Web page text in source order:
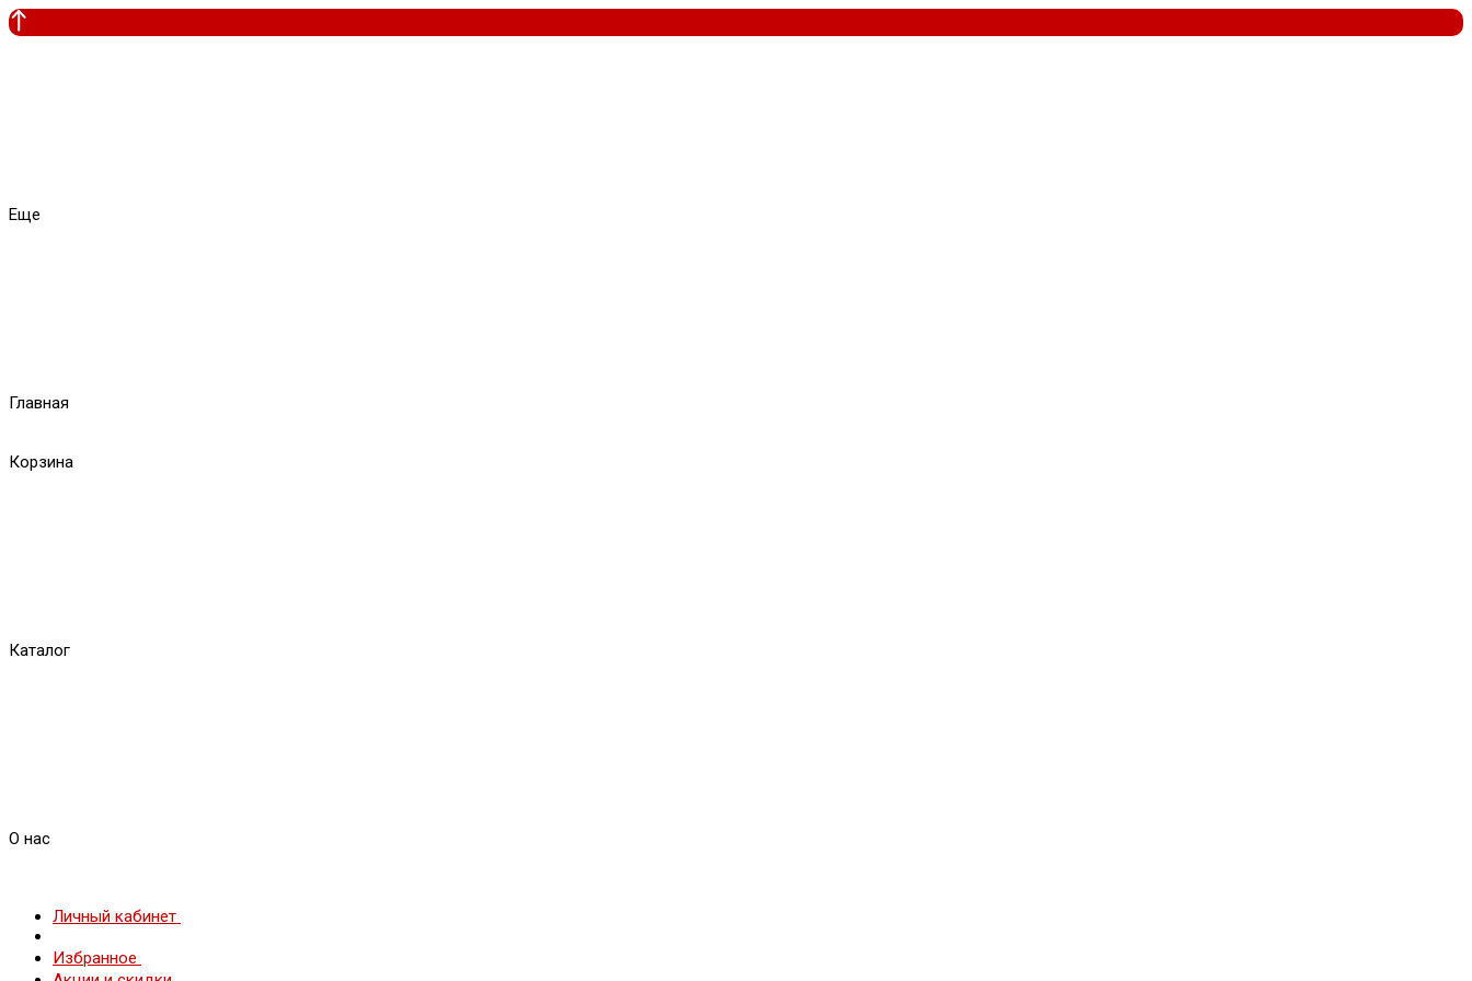
Еще
Главная
Корзина
Каталог
О нас
Личный кабинет
Избранное